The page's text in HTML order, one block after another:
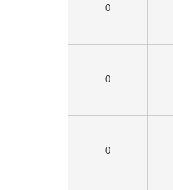
0
0
0